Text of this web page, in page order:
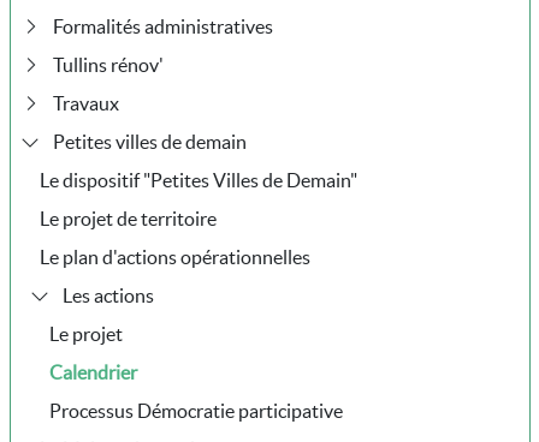
Formalités administratives
Tullins rénov'
Travaux
Petites villes de demain
Le dispositif "Petites Villes de Demain"
Le projet de territoire
Le plan d'actions opérationnelles
Les actions
Le projet
Calendrier
Processus Démocratie participative